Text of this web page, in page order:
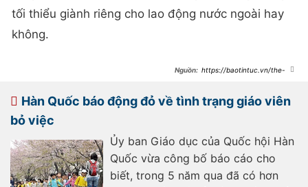
tối thiểu giành riêng cho lao động nước ngoài hay
không.
https://baotintuc.vn/the-
cho-lao-dong-nuoc-ngoai-
20240910092441675.htm
Hàn Quốc báo động đỏ về tình trạng giáo viên
bỏ việc
Ủy ban Giáo dục của Quốc hội Hàn
Quốc vừa công bố báo cáo cho
biết, trong 5 năm qua đã có hơn